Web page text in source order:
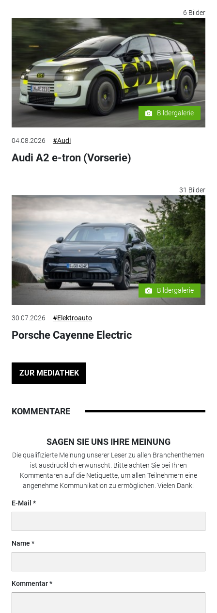
6 Bilder
Bildergalerie
04.08.2026 #Audi
Audi A2 e-tron (Vorserie)
31 Bilder
Bildergalerie
30.07.2026 #Elektroauto
Porsche Cayenne Electric
ZUR MEDIATHEK
KOMMENTARE
SAGEN SIE UNS IHRE MEINUNG
Die qualifizierte Meinung unserer Leser zu allen Branchenthemen
ist ausdrücklich erwünscht. Bitte achten Sie bei Ihren
Kommentaren auf die Netiquette, um allen Teilnehmern eine
angenehme Kommunikation zu ermöglichen. Vielen Dank!
E-Mail
Name
Kommentar